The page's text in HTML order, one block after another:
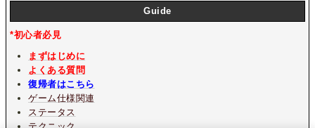
Guide
*初心者必見
まずはじめに
よくある質問
復帰者はこちら
ゲーム仕様関連
ステータス